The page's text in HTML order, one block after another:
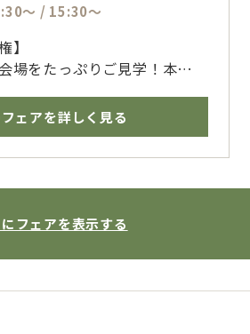
～ / 15:30～
】
場をたっぷりご見学！本日は
て変わるテーブルの間隔もリ
のはこのフェアだけ！
のフラワーコーディネートも
線で体験！
＆エンドロール50％OFF
ェアを詳しく見る
フェアを表示する